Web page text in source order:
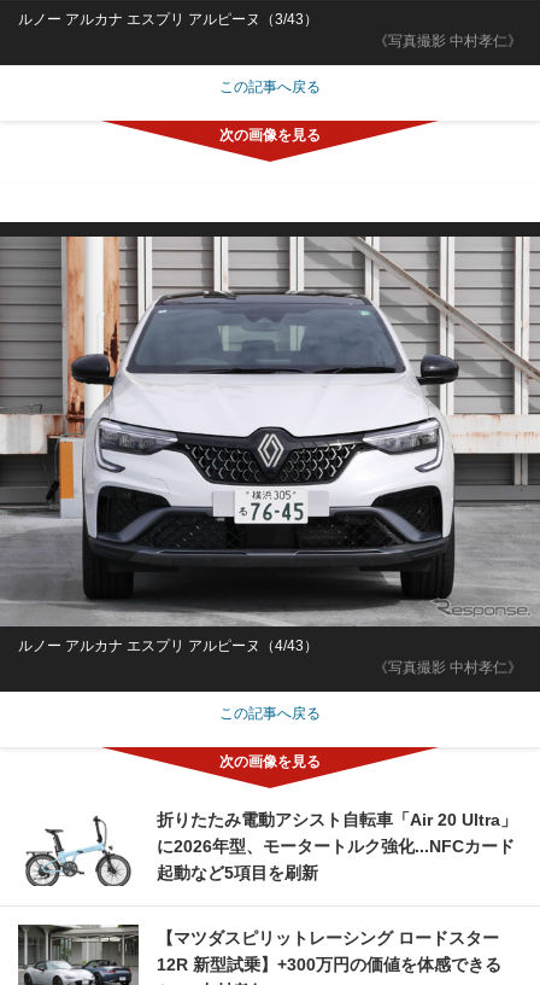
《写真撮影 中村孝仁》
ルノー アルカナ エスプリ アルピーヌ（3/43）
この記事へ戻る
《写真撮影 中村孝仁》
ルノー アルカナ エスプリ アルピーヌ（4/43）
この記事へ戻る
折りたたみ電動アシスト自転車「Air 20 Ultra」
に2026年型、モータートルク強化...NFCカード
起動など5項目を刷新
【マツダスピリットレーシング ロードスター
12R 新型試乗】+300万円の価値を体感できる